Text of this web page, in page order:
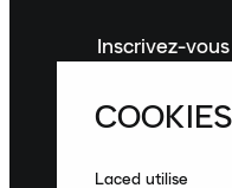
Inscrivez-
Inscrivez-
dernières
COOKIES
Laced utilise